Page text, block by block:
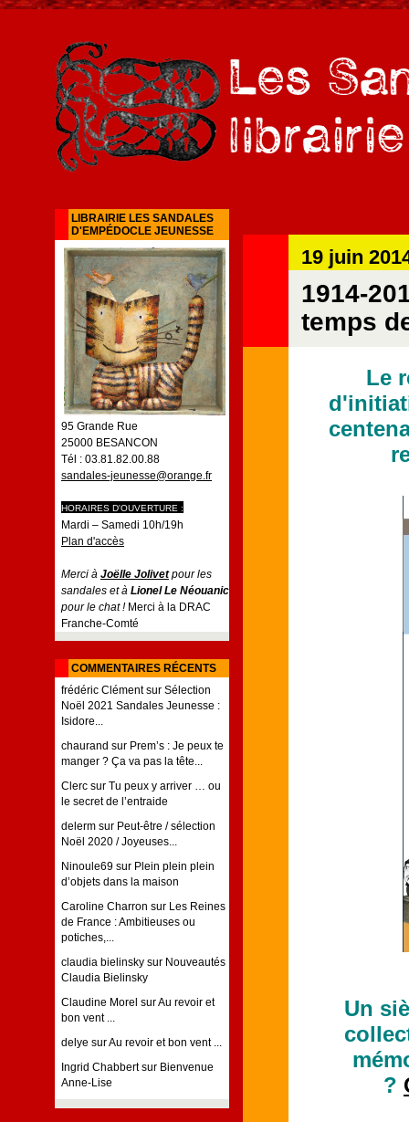
LIBRAIRIE LES SANDALES
D'EMPÉDOCLE JEUNESSE
95 Grande Rue
25000 BESANCON
Tél : 03.81.82.00.88
sandales-jeunesse@orange.fr
HORAIRES D'OUVERTURE :
Mardi – Samedi 10h/19h
Plan d'accès
Merci à Joëlle Jolivetpour les
sandales et à Lionel Le Néouanic
pour le chat !Merci à la DRAC
Franche-Comté
COMMENTAIRES RÉCENTS
frédéric Clémentsur Sélection
Noël 2021 Sandales Jeunesse :
Isidore...
chaurand sur Prem’s : Je peux te
manger ? Ça va pas la tête...
Clerc sur Tu peux y arriver … ou
le secret de l’entraide
delerm sur Peut-être / sélection
Noël 2020 / Joyeuses...
Ninoule69 sur Plein plein plein
d’objets dans la maison
Caroline Charron sur Les Reines
de France : Ambitieuses ou
potiches,...
claudia bielinsky sur Nouveautés
Claudia Bielinsky
Claudine Morel surAu revoir et
bon vent ...
delye surAu revoir et bon vent ...
Ingrid Chabbertsur Bienvenue
Anne-Lise
19 juin
1914-
temps
Le
Un
?